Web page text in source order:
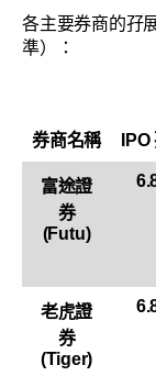
各主要券商的孖
準）：
券商名稱
富途證
券
(Futu)
老虎證
券
(Tiger)